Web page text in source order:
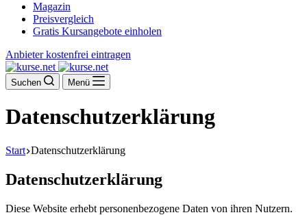
Magazin
Preisvergleich
Gratis Kursangebote einholen
Anbieter kostenfrei eintragen
Suchen Menü
Datenschutzerklärung
Start Datenschutzerklärung
Datenschutzerklärung
Diese Website erhebt personenbezogene Daten von ihren Nutzern.